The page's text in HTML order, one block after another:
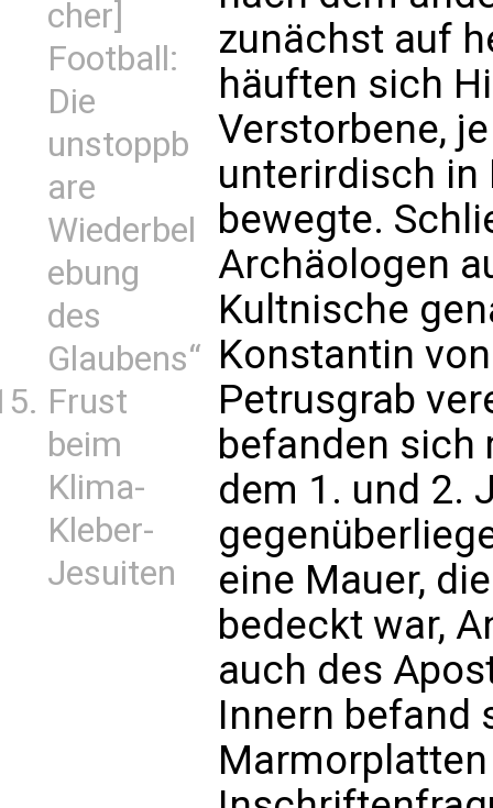
cher]
Football:
Die
unstoppb
are
Wiederbel
ebung
des
Glaubens“
Frust
beim
Klima-
Kleber-
Jesuiten
zunächst auf
häuften sich
Verstorbene,
unterirdisch in
bewegte.
Archäologen
Kultnische
Konstantin
Petrusgrab
befanden sich
dem 1. und 2.
eine Mauer,
bedeckt war,
auch des
Innern befand